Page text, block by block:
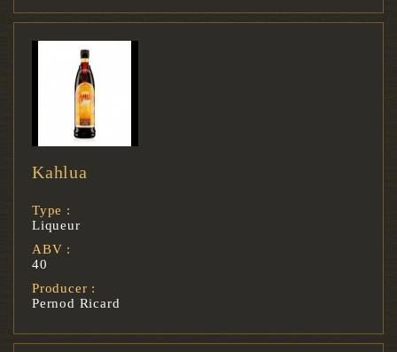
Kahlua
Type :
Liqueur
ABV :
40
Producer :
Pernod Ricard